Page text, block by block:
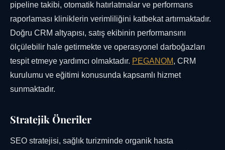
pipeline takibi, otomatik hatırlatmalar ve performans
raporlaması kliniklerin verimliliğini katbekat artırmaktadır.
Doğru CRM altyapısı, satış ekibinin performansını
ölçülebilir hale getirmekte ve operasyonel darboğazları
tespit etmeye yardımcı olmaktadır. PEGANOM, CRM
kurulumu ve eğitimi konusunda kapsamlı hizmet
sunmaktadır.
Stratejik Öneriler
SEO stratejisi, sağlık turizminde organik hasta